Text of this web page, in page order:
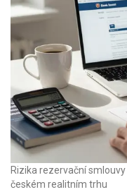
Rizika rezervační
českém realitním trhu